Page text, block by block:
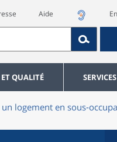
Aide
QUALITÉ SERVICES
logement en